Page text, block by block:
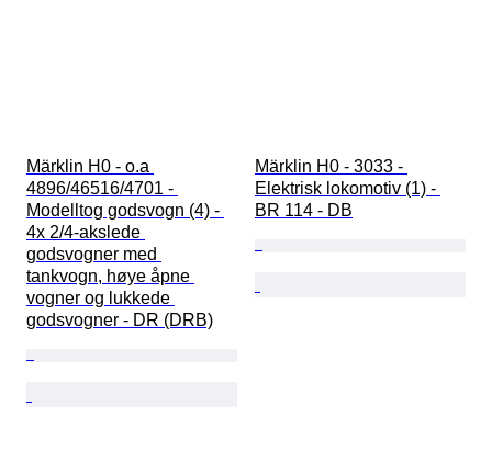
Märklin H0 - o.a
4896/46516/4701 -
Modelltog godsvogn (4) -
4x 2/4-akslede
godsvogner med
tankvogn, høye åpne
vogner og lukkede
godsvogner - DR (DRB)
Märklin H0 - 3033 -
Elektrisk lokomotiv (1) -
BR 114 - DB